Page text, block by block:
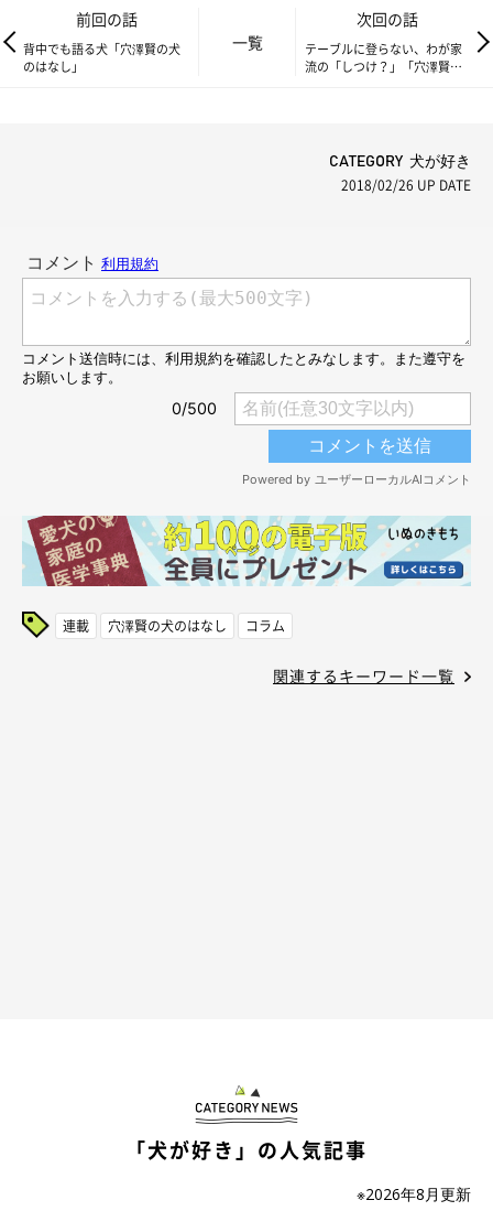
前回の話
背中でも語る犬「穴澤賢の犬
のはなし」
一覧
次回の話
テーブルに登らない、わが家
流の「しつけ？」「穴澤賢の
CATEGORY 犬が好き
2018/02/26 UP DATE
連載 穴澤賢の犬のはなし コラム
関連するキーワード一覧
「犬が好き」の人気記事
※2026年8月更新